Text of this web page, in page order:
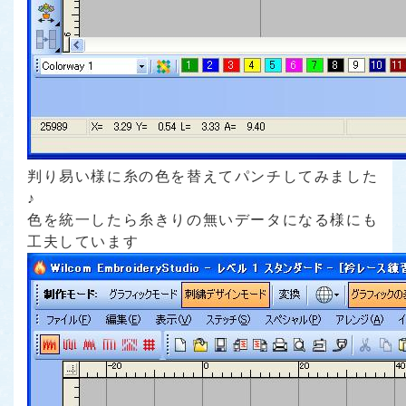
判り易い様に糸の色を替えてパンチしてみました
♪
色を統一したら糸きりの無いデータになる様にも
工夫しています